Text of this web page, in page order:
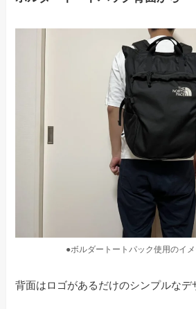
●ボルダートートパック使用のイメ
背面はロゴがあるだけのシンプルなデ